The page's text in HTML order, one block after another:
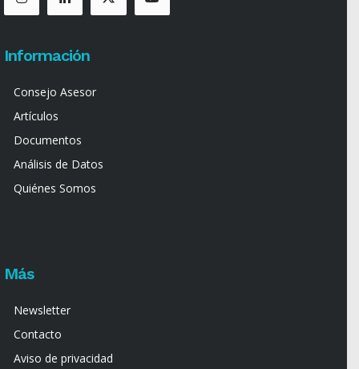
Información
Consejo Asesor
Artículos
Documentos
Análisis de Datos
Quiénes Somos
Más
Newsletter
Contacto
Aviso de privacidad